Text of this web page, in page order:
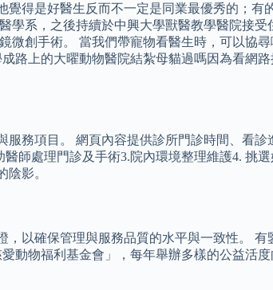
得是好醫生反而不一定是同業最優秀的；
學系，之後持續於中興大學獸醫教學醫院接
微創手術。 當我們帶寵物看醫生時，可以
路上的大曜動物醫院結紮母貓過嗎因為看網
務項目。 網頁內容提供診所門診時間、看
醫師處理門診及手術3.院內環境整理維護4. 挑
影。
，以確保管理與服務品質的水平與一致性。
動物福利基金會」，每年舉辦多樣的公益活